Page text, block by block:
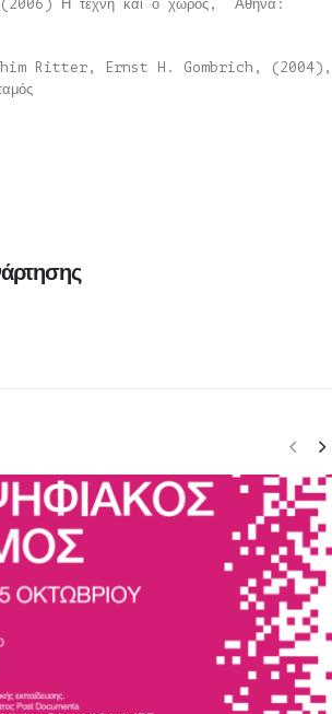
Η τέχνη και ο χώρος, Αθήνα:
Ritter, Ernst H. Gombrich, (2004),